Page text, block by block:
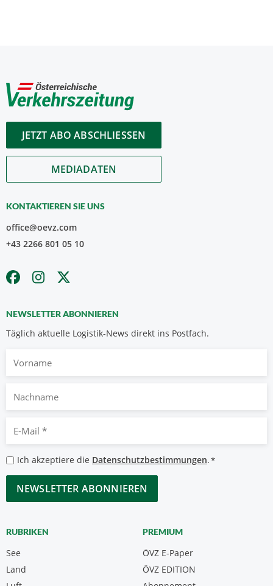
JETZT ABO ABSCHLIESSEN
MEDIADATEN
KONTAKTIEREN SIE UNS
office@oevz.com
+43 2266 801 05 10
NEWSLETTER ABONNIEREN
Täglich aktuelle Logistik-News direkt ins Postfach.
Nachname
Mail
*
Datenschutzbestimmungen
*
Ich akzeptiere die Datenschutzbestimmungen.*
CAPTCHA
RUBRIKEN
See
Land
PREMIUM
ÖVZ E-Paper
ÖVZ EDITION